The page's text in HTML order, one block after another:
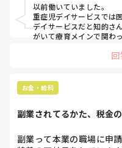
以前働いていました。
重症児デイサービスでは
デイサービスだと知的さ
がいて療育メインで関わ
多かったので相談員さん
お金・給料
副業されてるかた、税金
副業って本業の職場に申